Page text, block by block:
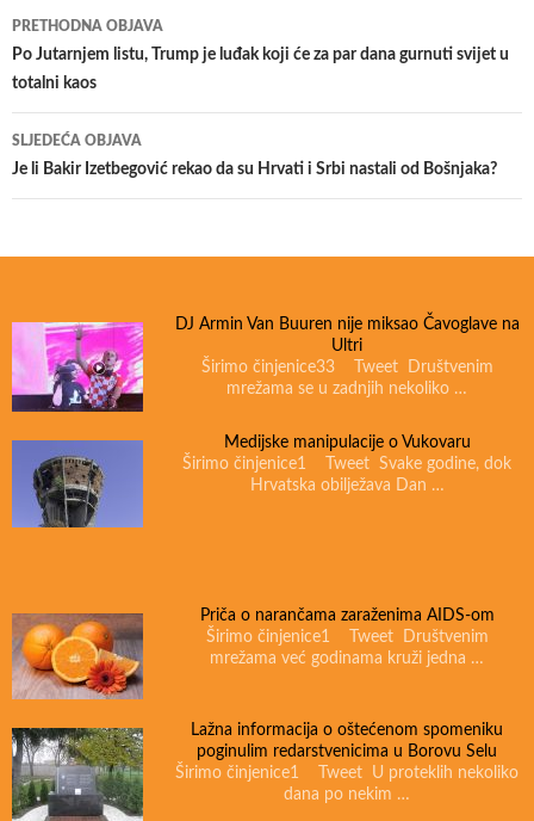
Navigacija
PRETHODNA OBJAVA
Po Jutarnjem listu, Trump je luđak koji će za par dana gurnuti svijet u
totalni kaos
SLJEDEĆA OBJAVA
Je li Bakir Izetbegović rekao da su Hrvati i Srbi nastali od Bošnjaka?
DJ Armin Van Buuren nije miksao Čavoglave na
Ultri
Širimo činjenice33 Tweet Društvenim
mrežama se u zadnjih nekoliko …
Medijske manipulacije o Vukovaru
Širimo činjenice1 Tweet Svake godine, dok
Hrvatska obilježava Dan …
Priča o narančama zaraženima AIDS-om
Širimo činjenice1 Tweet Društvenim
mrežama već godinama kruži jedna …
Lažna informacija o oštećenom spomeniku
poginulim redarstvenicima u Borovu Selu
Širimo činjenice1 Tweet U proteklih nekoliko
dana po nekim …